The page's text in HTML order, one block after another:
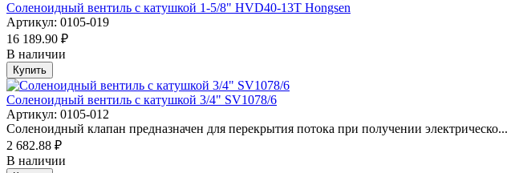
Соленоидный вентиль с катушкой 1-5/8" HVD40-13T Hongsen
Артикул: 0105-019
16 189.90 ₽
В наличии
Купить
Соленоидный вентиль с катушкой 3/4" SV1078/6
Артикул: 0105-012
Соленоидный клапан предназначен для перекрытия потока при получении электрическо...
2 682.88 ₽
В наличии